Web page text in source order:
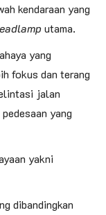
kendaraan yang
utama.
yang
fokus dan terang
jalan
yang
yakni
dibandingkan